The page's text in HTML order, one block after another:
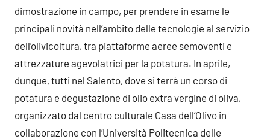
dimostrazione in campo, per prendere in esame le
principali novità nell’ambito delle tecnologie al servizio
dell’olivicoltura, tra piattaforme aeree semoventi e
attrezzature agevolatrici per la potatura. In aprile,
dunque, tutti nel Salento, dove si terrà un corso di
potatura e degustazione di olio extra vergine di oliva,
organizzato dal centro culturale Casa dell’Olivo in
collaborazione con l’Università Politecnica delle